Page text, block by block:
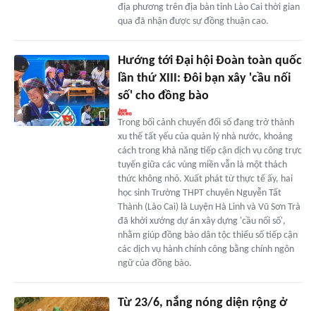
địa phương trên địa bàn tỉnh Lào Cai thời gian
qua đã nhận được sự đồng thuận cao.
Hướng tới Đại hội Đoàn toàn quốc
lần thứ XIII: Đôi bạn xây 'cầu nối
số' cho đồng bào
Trong bối cảnh chuyển đổi số đang trở thành
xu thế tất yếu của quản lý nhà nước, khoảng
cách trong khả năng tiếp cận dịch vụ công trực
tuyến giữa các vùng miền vẫn là một thách
thức không nhỏ. Xuất phát từ thực tế ấy, hai
học sinh Trường THPT chuyên Nguyễn Tất
Thành (Lào Cai) là Luyện Hà Linh và Vũ Sơn Trà
đã khởi xướng dự án xây dựng 'cầu nối số',
nhằm giúp đồng bào dân tộc thiểu số tiếp cận
các dịch vụ hành chính công bằng chính ngôn
ngữ của đồng bào.
Từ 23/6, nắng nóng diện rộng ở